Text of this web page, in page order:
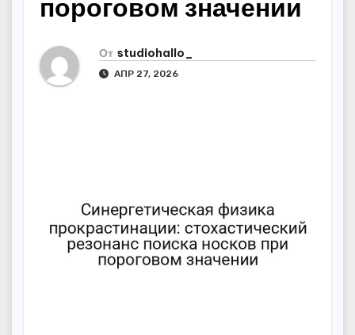
пороговом значении
От studiohallo_
АПР 27, 2026